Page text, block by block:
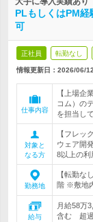
PLもしくはPM経
可
正社員 転勤なし
情報更新日：2026/06/12
仕事内容
【上場企
コム）の
を担当し
対象と
なる方
【フレッ
ウェア開
8以上の利
勤務地
【転勤な
階 ※敷地
給与
月給58万
含む 超過